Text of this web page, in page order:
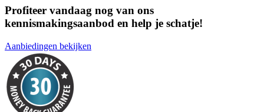
Profiteer vandaag nog van ons
kennismakingsaanbod en help je schatje!
Aanbiedingen bekijken